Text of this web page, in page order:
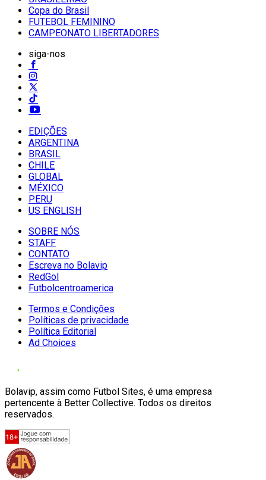
Copa do Brasil
FUTEBOL FEMININO
CAMPEONATO LIBERTADORES
siga-nos
EDIÇÕES
ARGENTINA
BRASIL
CHILE
GLOBAL
MÉXICO
PERU
US ENGLISH
SOBRE NÓS
STAFF
CONTATO
Escreva no Bolavip
RedGol
Futbolcentroamerica
Termos e Condições
Políticas de privacidade
Política Editorial
Ad Choices
Bolavip, assim como Futbol Sites, é uma empresa
pertencente à Better Collective. Todos os direitos
reservados.